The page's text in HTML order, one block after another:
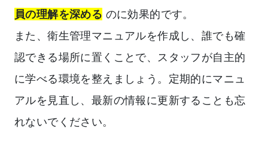
員の理解を深める のに効果的です。
また、衛生管理マニュアルを作成し、誰でも確
認できる場所に置くことで、スタッフが自主的
に学べる環境を整えましょう。定期的にマニュ
アルを見直し、最新の情報に更新することも忘
れないでください。